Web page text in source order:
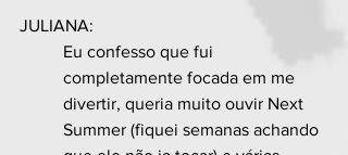
JULIANA:
Eu confesso que fui
completamente focada em me
divertir, queria muito ouvir Next
Summer (fiquei semanas achando